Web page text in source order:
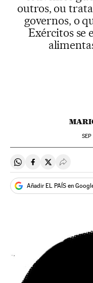
outros, ou
governos, o
Exércitos se
SEP
Compartir en
Compartir en
Compartir en
Añadir EL PAÍS en